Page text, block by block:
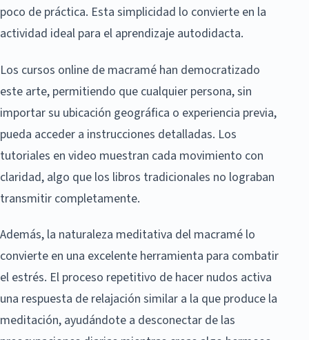
poco de práctica. Esta simplicidad lo convierte en la
actividad ideal para el aprendizaje autodidacta.
Los cursos online de macramé han democratizado
este arte, permitiendo que cualquier persona, sin
importar su ubicación geográfica o experiencia previa,
pueda acceder a instrucciones detalladas. Los
tutoriales en video muestran cada movimiento con
claridad, algo que los libros tradicionales no lograban
transmitir completamente.
Además, la naturaleza meditativa del macramé lo
convierte en una excelente herramienta para combatir
el estrés. El proceso repetitivo de hacer nudos activa
una respuesta de relajación similar a la que produce la
meditación, ayudándote a desconectar de las